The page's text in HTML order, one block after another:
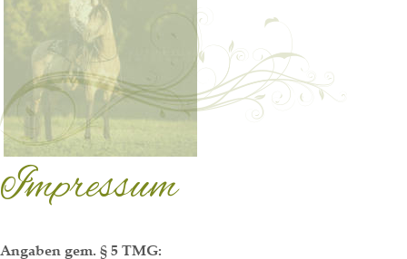
Impressum
Angaben gem. § 5 TMG: